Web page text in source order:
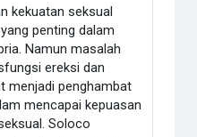
kekuatan seksual
penting dalam
Namun masalah
ereksi dan
menjadi penghambat
mencapai kepuasan
Soloco